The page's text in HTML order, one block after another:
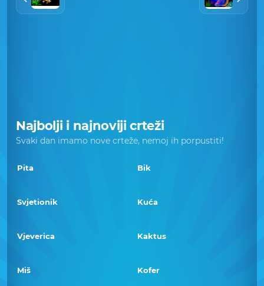
Najbolji i najnoviji crteži
Svaki dan imamo nove crteže, nemoj ih porpustiti!
Pita Bik
Svjetionik Kuća
Vjeverica Kaktus
Miš Kofer